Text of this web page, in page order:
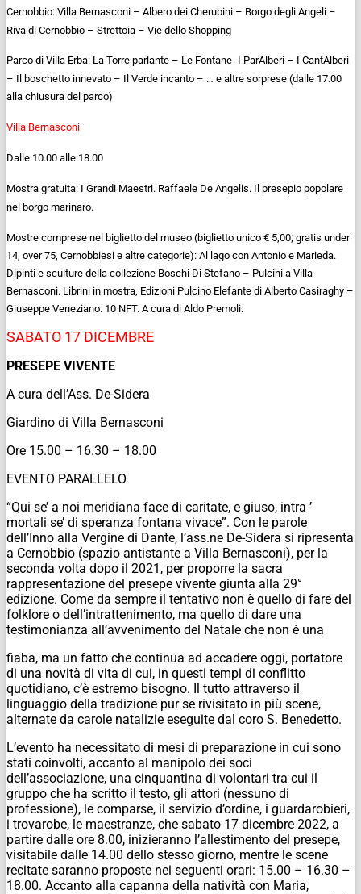
Cernobbio: Villa Bernasconi – Albero dei Cherubini – Borgo degli Angeli –
Riva di Cernobbio – Strettoia – Vie dello Shopping
Parco di Villa Erba: La Torre parlante – Le Fontane -I ParAlberi – I CantAlberi
– Il boschetto innevato – Il Verde incanto – … e altre sorprese (dalle 17.00
alla chiusura del parco)
Villa Bernasconi
Dalle 10.00 alle 18.00
Mostra gratuita: I Grandi Maestri. Raffaele De Angelis. Il presepio popolare
nel borgo marinaro.
Mostre comprese nel biglietto del museo (biglietto unico € 5,00; gratis under
14, over 75, Cernobbiesi e altre categorie): Al lago con Antonio e Marieda.
Dipinti e sculture della collezione Boschi Di Stefano – Pulcini a Villa
Bernasconi. Librini in mostra, Edizioni Pulcino Elefante di Alberto Casiraghy –
Giuseppe Veneziano. 10 NFT. A cura di Aldo Premoli.
SABATO 17 DICEMBRE
PRESEPE VIVENTE
A cura dell’Ass. De-Sidera
Giardino di Villa Bernasconi
Ore 15.00 – 16.30 – 18.00
EVENTO PARALLELO
“Qui se’ a noi meridiana face di caritate, e giuso, intra ’
mortali se’ di speranza fontana vivace”. Con le parole
dell’Inno alla Vergine di Dante, l’ass.ne De-Sidera si ripresenta
a Cernobbio (spazio antistante a Villa Bernasconi), per la
seconda volta dopo il 2021, per proporre la sacra
rappresentazione del presepe vivente giunta alla 29°
edizione. Come da sempre il tentativo non è quello di fare del
folklore o dell’intrattenimento, ma quello di dare una
testimonianza all’avvenimento del Natale che non è una
fiaba, ma un fatto che continua ad accadere oggi, portatore
di una novità di vita di cui, in questi tempi di conflitto
quotidiano, c’è estremo bisogno. Il tutto attraverso il
linguaggio della tradizione pur se rivisitato in più scene,
alternate da carole natalizie eseguite dal coro S. Benedetto.
L’evento ha necessitato di mesi di preparazione in cui sono
stati coinvolti, accanto al manipolo dei soci
dell’associazione, una cinquantina di volontari tra cui il
gruppo che ha scritto il testo, gli attori (nessuno di
professione), le comparse, il servizio d’ordine, i guardarobieri,
i trovarobe, le maestranze, che sabato 17 dicembre 2022, a
partire dalle ore 8.00, inizieranno l’allestimento del presepe,
visitabile dalle 14.00 dello stesso giorno, mentre le scene
recitate saranno proposte nei seguenti orari: 15.00 – 16.30 –
18.00. Accanto alla capanna della natività con Maria,